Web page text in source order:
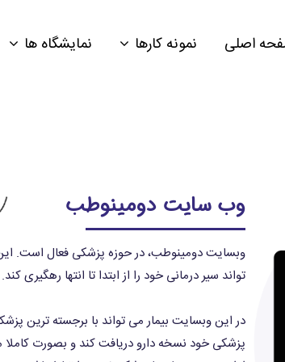
اصلی نمونه کارها نمایشگاه ها
وب سایت دومینوطب
وبسایت دومینوطب، در حوزه پزشکی فعال است. این
تواند سیر درمانی خود را از ابتدا تا انتها رهگیری کند.
در این وبسایت بیمار می تواند با برجسته ترین
پزشکی خود نسخه دارو دریافت کند و بصورت